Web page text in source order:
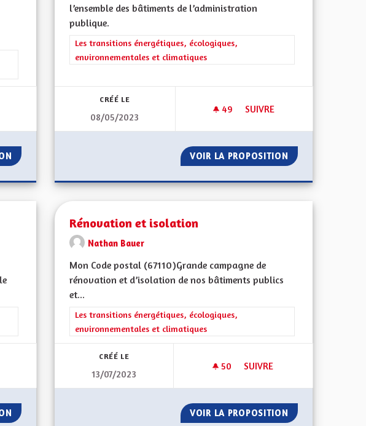
écologiques, environnementales et climatiques
ÉCONOMIES D'EAU (RÉCUPÉRATEURS/CITERNES)
SUBVENTION ÉCONOMIES D'EAU (RÉCUPÉRATEURS/CITERNES)
l’ensemble des bâtiments de l’administration
publique.
Filtrer les résultats de la catégorie : Les transitions énergétiques,
Les transitions énergétiques, écologiques,
environnementales et climatiques
CRÉÉ LE
08/05/2023
49 49 ABONNÉS
SUIVRE
VOIR LA PROPOSITION PANNEAUX
de l'Alsace et de ses territoires, l'emploi
DÉPARTEMENT RÉGION
Rénovation et isolation
Nathan Bauer
Mon Code postal (67110)Grande campagne de
rénovation et d’isolation de nos bâtiments publics
et...
Filtrer les résultats de la catégorie : Les transitions énergétiques,
Les transitions énergétiques, écologiques,
environnementales et climatiques
CRÉÉ LE
13/07/2023
50 50 ABONNÉS
SUIVRE
VOIR LA PROPOSITION RÉNOVATION ET